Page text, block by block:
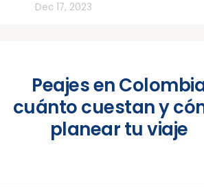
Dec 17, 2023
Peajes en
cuánto cuestan y
planear tu viaje